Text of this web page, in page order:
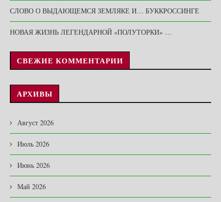
СЛОВО О ВЫДАЮЩЕМСЯ ЗЕМЛЯКЕ И… БУККРОССИНГЕ
НОВАЯ ЖИЗНЬ ЛЕГЕНДАРНОЙ «ПОЛУТОРКИ» …
СВЕЖИЕ КОММЕНТАРИИ
АРХИВЫ
Август 2026
Июль 2026
Июнь 2026
Май 2026